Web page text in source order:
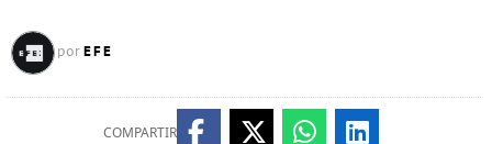
por EFE
COMPARTIR